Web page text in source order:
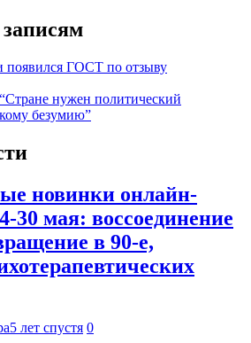
появился ГОСТ по отзыву
нужен политический
безумию”
новинки онлайн-
30 мая: воссоединение
в 90-е,
5 лет спустя 0